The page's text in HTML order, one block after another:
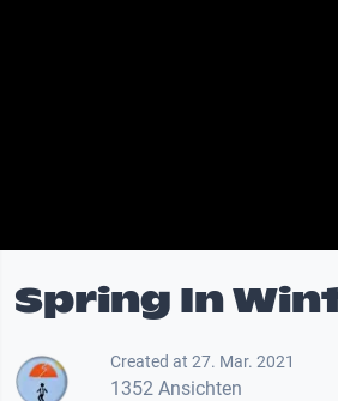
Spring In
Created at 27. Mar. 2021
1352 Ansichten